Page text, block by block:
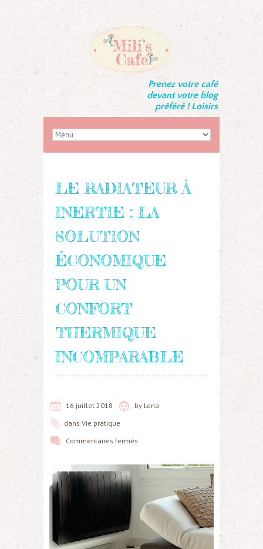
Prenez votre café
devant votre blog
préféré ! Loisirs
LE RADIATEUR À
INERTIE : LA
SOLUTION
ÉCONOMIQUE
POUR UN
CONFORT
THERMIQUE
INCOMPARABLE
16 juillet 2018 by Lena
dans Vie pratique
Commentaires fermés